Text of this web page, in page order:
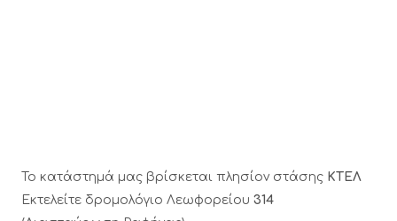
Το κατάστημά μας βρίσκεται πλησίον στάσης ΚΤΕΛ
Εκτελείτε δρομολόγιο Λεωφορείου 314